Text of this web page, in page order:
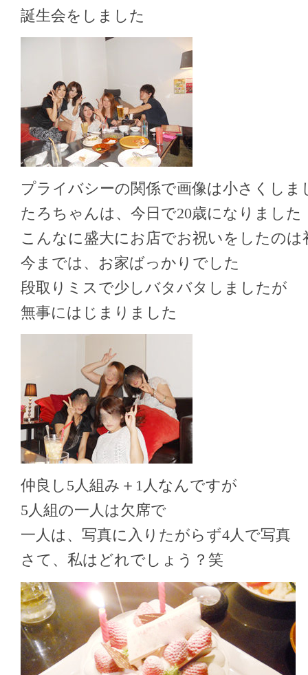
誕生会をしました
プライバシーの関係で画像は小さくしま
たろちゃんは、今日で20歳になりました
こんなに盛大にお店でお祝いをしたのは
今までは、お家ばっかりでした
段取りミスで少しバタバタしましたが
無事にはじまりました
仲良し5人組み＋1人なんですが
5人組の一人は欠席で
一人は、写真に入りたがらず4人で写真
さて、私はどれでしょう？笑